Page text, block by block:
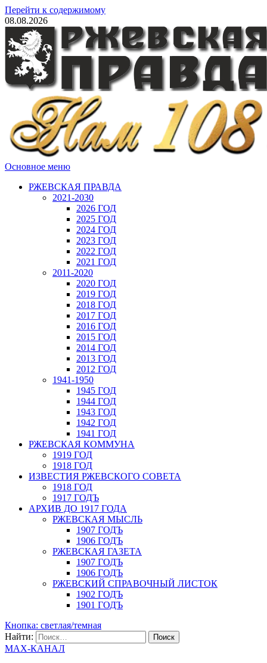
Перейти к содержимому
08.08.2026
Основное меню
РЖЕВСКАЯ ПРАВДА
2021-2030
2026 ГОД
2025 ГОД
2024 ГОД
2023 ГОД
2022 ГОД
2021 ГОД
2011-2020
2020 ГОД
2019 ГОД
2018 ГОД
2017 ГОД
2016 ГОД
2015 ГОД
2014 ГОД
2013 ГОД
2012 ГОД
1941-1950
1945 ГОД
1944 ГОД
1943 ГОД
1942 ГОД
1941 ГОД
РЖЕВСКАЯ КОММУНА
1919 ГОД
1918 ГОД
ИЗВЕСТИЯ РЖЕВСКОГО СОВЕТА
1918 ГОД
1917 ГОДЪ
АРХИВ ДО 1917 ГОДА
РЖЕВСКАЯ МЫСЛЬ
1907 ГОДЪ
1906 ГОДЪ
РЖЕВСКАЯ ГАЗЕТА
1907 ГОДЪ
1906 ГОДЪ
РЖЕВСКИЙ СПРАВОЧНЫЙ ЛИСТОК
1902 ГОДЪ
1901 ГОДЪ
Кнопка: светлая/темная
Найти:
MAX-КАНАЛ